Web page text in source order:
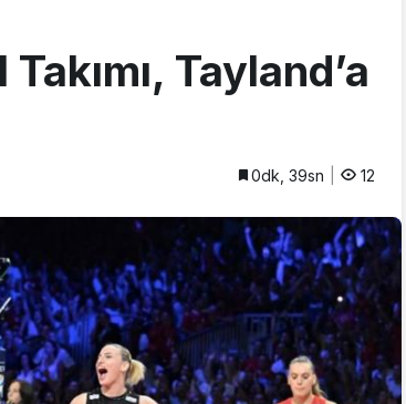
Tayland’a
0dk, 39sn 12
İstifa eden Mersin vekili
Çakır’dan açıklama:
“Yörük çocuğu, suçlanan
adamların önüne gelip
ifade vermez”